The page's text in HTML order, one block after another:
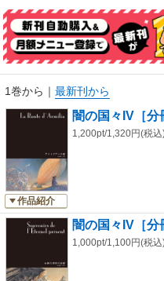
ミロスに向かうフェルディナン
(この作品は『闇の国々Ⅳ』に収録
い)
1巻から ｜ 最新刊から
作品紹介
闇の国々IV［
1,200pt/1,320円(税込
闇の国々IV［
1,000pt/1,100円(税込